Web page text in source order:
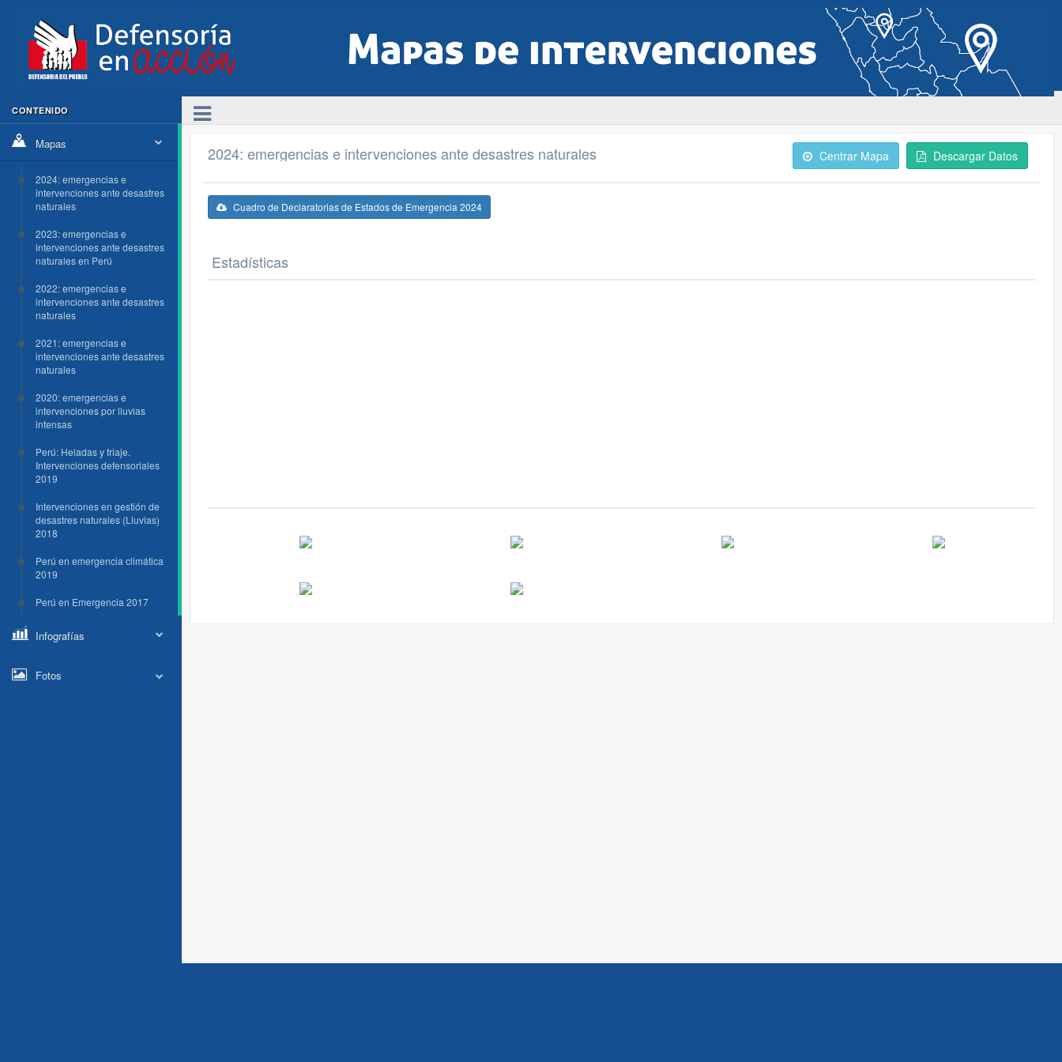
CONTENIDO
Mapas
2024: emergencias e
intervenciones ante desastres
naturales
2023: emergencias e
intervenciones ante desastres
naturales en Perú
2022: emergencias e
intervenciones ante desastres
naturales
2021: emergencias e
intervenciones ante desastres
naturales
2020: emergencias e
intervenciones por lluvias
intensas
Perú: Heladas y friaje.
Intervenciones defensoriales
2019
Intervenciones en gestión de
desastres naturales (Lluvias)
2018
Perú en emergencia climática
2019
Perú en Emergencia 2017
Infografías
Fotos
2024: emergencias e intervenciones ante desastres naturales Centrar Mapa Descargar Datos
Cuadro de Declaratorias de Estados de Emergencia 2024
Estadísticas